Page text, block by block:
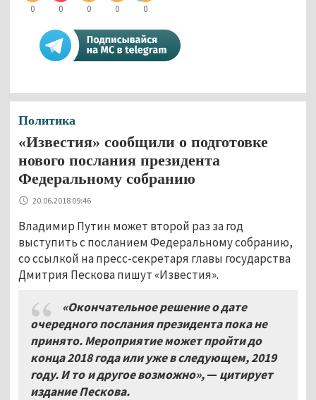
0 0 0 0 0
Политика
«Известия» сообщили о подготовке
нового послания президента
Федеральному собранию
20.06.2018 09:46
Владимир Путин может второй раз за год
выступить с посланием Федеральному собранию,
со ссылкой на пресс-секретаря главы государства
Дмитрия Пескова пишут «Известия».
«Окончательное решение о дате
очередного послания президента пока не
принято. Мероприятие может пройти до
конца 2018 года или уже в следующем, 2019
году. И то и другое возможно»,— цитирует
издание Пескова.